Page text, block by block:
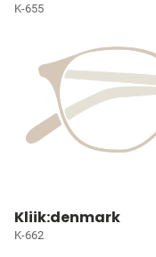
K-655
Kliik:denmark
K-662